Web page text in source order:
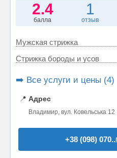
2.4
балла
1
отзыв
Мужская стрижка
Стрижка бороды и усов
➡️ Все услуги и цены (4)
📍 Адрес
Владимир, вул. Ковельська 12
+38 (098) 070..